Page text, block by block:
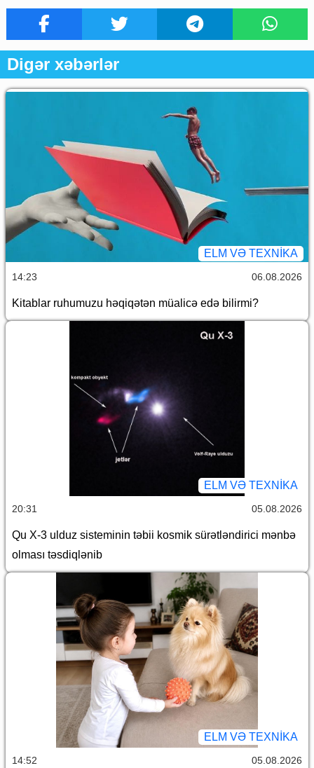
Digər xəbərlər
ELM VƏ TEXNIKA
14:23 06.08.2026
Kitablar ruhumuzu həqiqətən müalicə edə bilirmi?
ELM VƏ TEXNIKA
20:31 05.08.2026
Qu X-3 ulduz sisteminin təbii kosmik sürətləndirici mənbə
olması təsdiqlənib
ELM VƏ TEXNIKA
14:52 05.08.2026